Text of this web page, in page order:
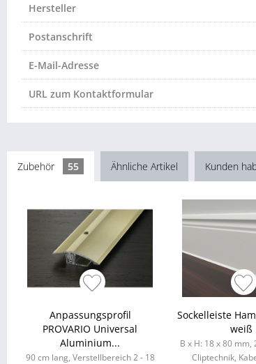
Hersteller
Postanschrift
E-Mail-Adresse
URL zum Kontaktformular
Zubehör 55 Ähnliche Artikel Kunden
Anpassungsprofil
PROVARIO Universal
Aluminium...
90 cm lang, Verstellbereich 2 - 18
Sockelleiste
weiß
B x H: 18 x 80 mm,
Cliptechnik,